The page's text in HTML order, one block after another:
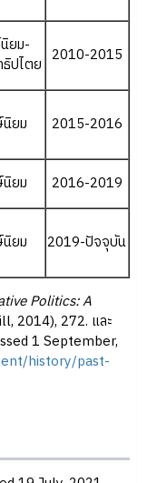
ยม-
ปไตย 2010-2015
ยม 2015-2016
ยม 2016-2019
ยม 2019-ปัจจุบัน
Politics: A
2014), 272. และ
1 September,
history/past-